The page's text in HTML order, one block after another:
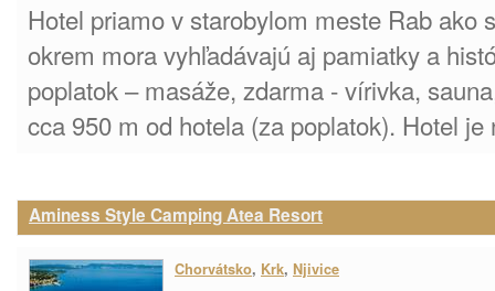
Hotel priamo v starobylom meste Rab ako
okrem mora vyhľadávajú aj pamiatky a
poplatok – masáže, zdarma - vírivka,
cca 950 m od hotela (za poplatok). Hotel je
Aminess Style Camping Atea Resort
Chorvátsko, Krk, Njivice